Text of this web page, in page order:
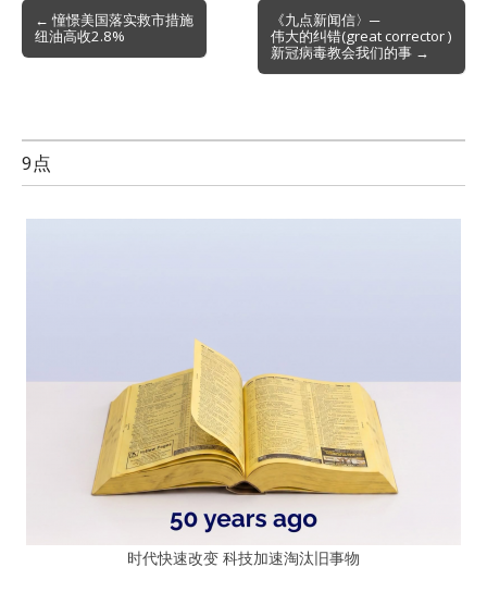
Post
navigation
← 憧憬美国落实救市措施
纽油高收2.8%
《九点新闻信〉─
伟大的纠错(great corrector )
新冠病毒教会我们的事 →
9点
时代快速改变 科技加速淘汰旧事物